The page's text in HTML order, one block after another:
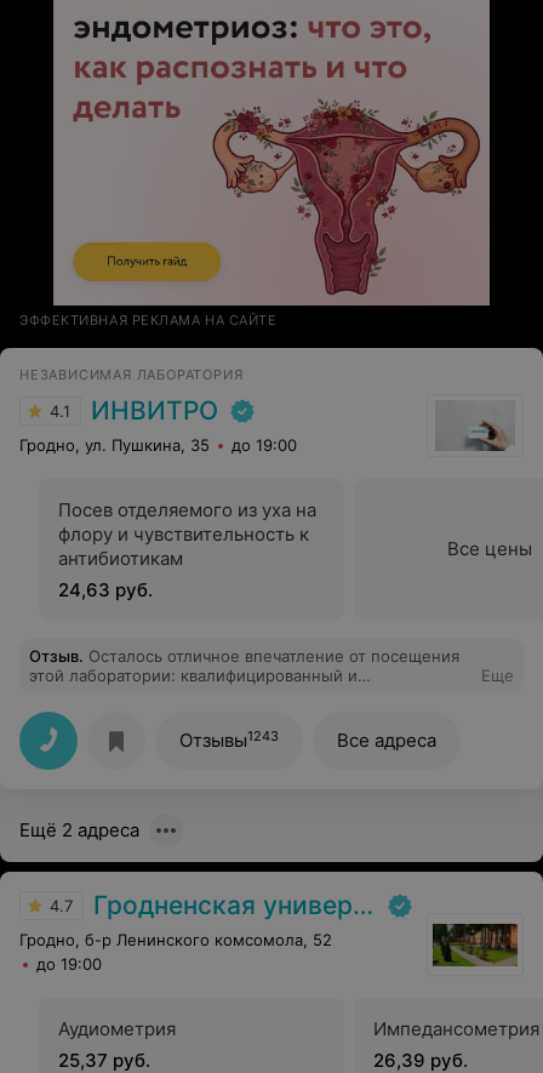
ЭФФЕКТИВНАЯ РЕКЛАМА НА САЙТЕ
НЕЗАВИСИМАЯ ЛАБОРАТОРИЯ
4.1 ИНВИТРО
Гродно, ул. Пушкина, 35 до 19:00
Посев отделяемого из уха на
флору и чувствительность к
антибиотикам
24,63 руб.
Все цены
Отзыв. Осталось отличное впечатление от посещения
этой лаборатории: квалифицированный и
получение результатов. Молодцы! Так держать!
Еще
Отзывы1243 Все адреса
Ещё 2 адреса
4.7 Гродненская университетская клиника
Гродно, б-р Ленинского комсомола, 52
до 19:00
Аудиометрия
25,37 руб.
Импедансометрия
26,39 руб.